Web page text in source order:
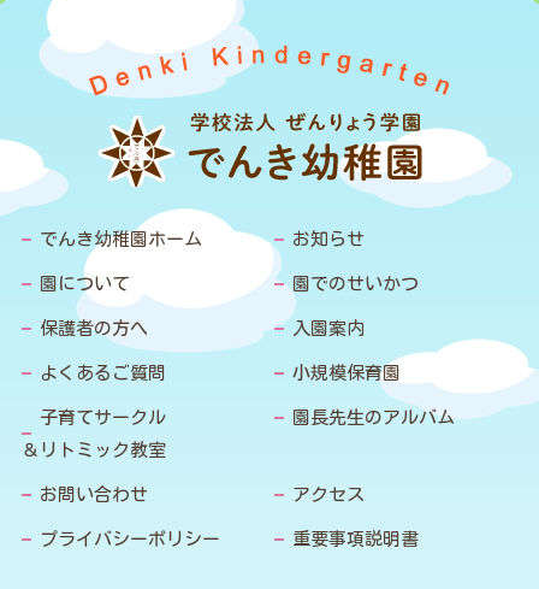
でんき幼稚園ホーム お知らせ
園について 園でのせいかつ
保護者の方へ 入園案内
よくあるご質問 小規模保育園
子育てサークル
＆リトミック教室
園長先生のアルバム
お問い合わせ アクセス
プライバシーポリシー 重要事項説明書